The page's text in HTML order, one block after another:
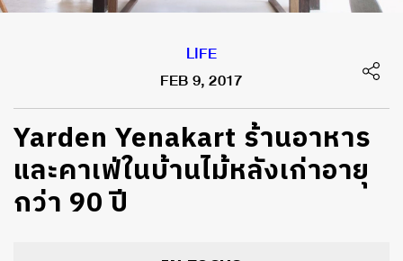
LIFE
FEB 9, 2017
Yarden Yenakart ร้านอาหาร
และคาเฟ่ในบ้านไม้หลังเก่าอายุ
กว่า 90 ปี